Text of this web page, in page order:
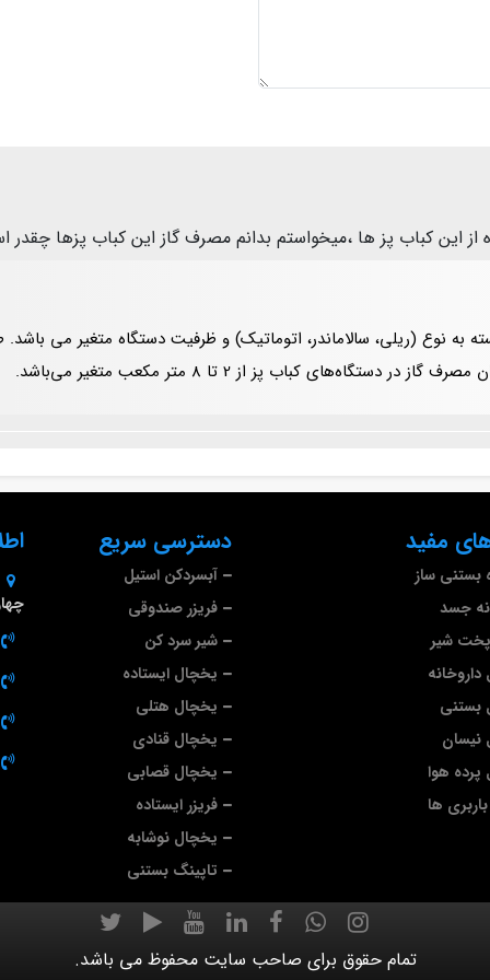
از این کباب پز ها ،میخواستم بدانم مصرف گاز این کباب پزها
به نوع (ریلی، سالاماندر، اتوماتیک) و ظرفیت دستگاه متغیر می باشد.
کباب پز از 2 تا 8 متر مکعب متغیر می‌باشد.
مفید
بستنی ساز
جسد
پخت شیر
بستنی
نیسان
هوا
ها
دسترسی سریع
آبسردکن استیل
فریزر صندوقی
شیر سرد کن
یخچال ایستاده
یخچال هتلی
یخچال قنادی
یخچال قصابی
فریزر ایستاده
یخچال نوشابه
تاپینگ بستنی
تمام حقوق برای صاحب سایت محفوظ می باشد.